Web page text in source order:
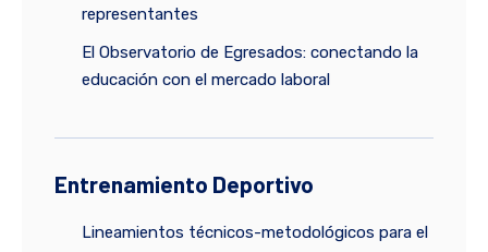
representantes
El Observatorio de Egresados: conectando la
educación con el mercado laboral
Entrenamiento Deportivo
Lineamientos técnicos-metodológicos para el